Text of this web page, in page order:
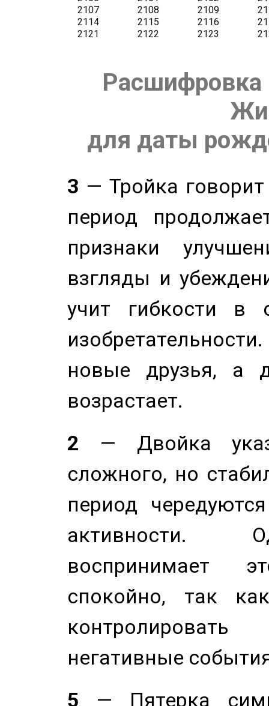
Расшифровка
для даты
3 — Тройка
период
признаки
взгляды и
учит гибкости в
новые друзья, а
возрастает.
2 — Двойка
сложного, но
период
активности.
воспринимает
спокойно, так
негативные
5 — Пятерка